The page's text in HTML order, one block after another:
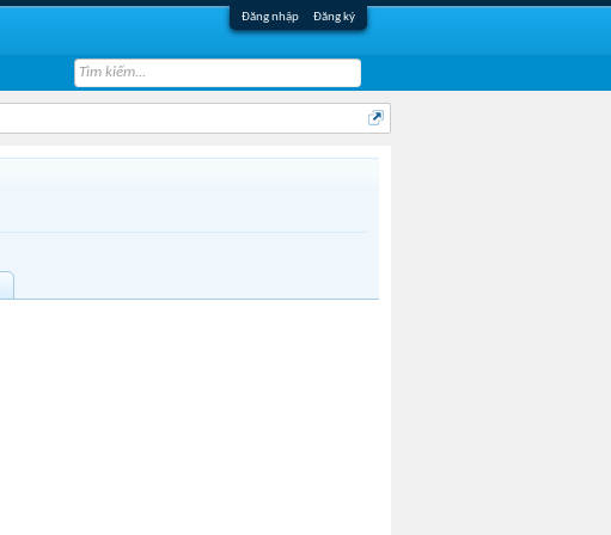
Đăng nhập Đăng ký